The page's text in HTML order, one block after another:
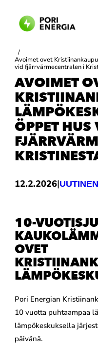
sisältöön
/
Avoimet ovet
vid fjärrvärmecentralen i
AVOIMET
ÖPPET HUS
12.2.2026|UUTINEN
10-
OVET
Pori Energian
10 vuotta puhtaampaa
lämpökeskuksella
päivänä.